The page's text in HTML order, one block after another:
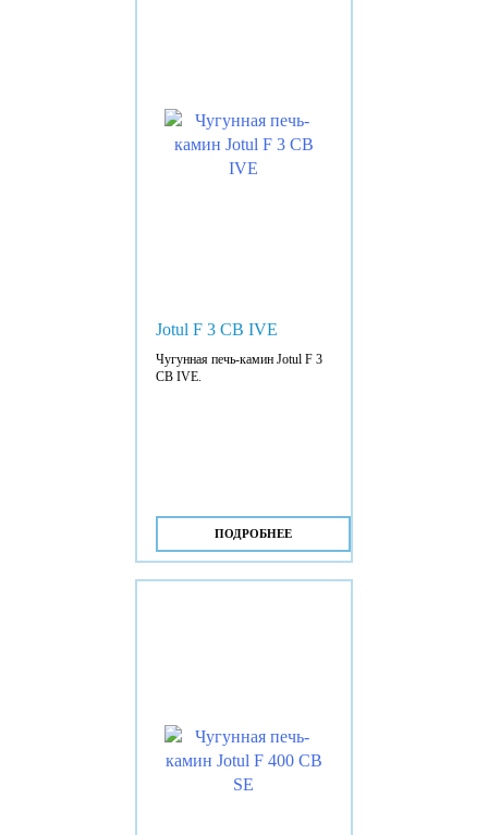
Jotul F 3 CB IVE
Чугунная печь-камин Jotul F 3
CB IVE.
ПОДРОБНЕЕ